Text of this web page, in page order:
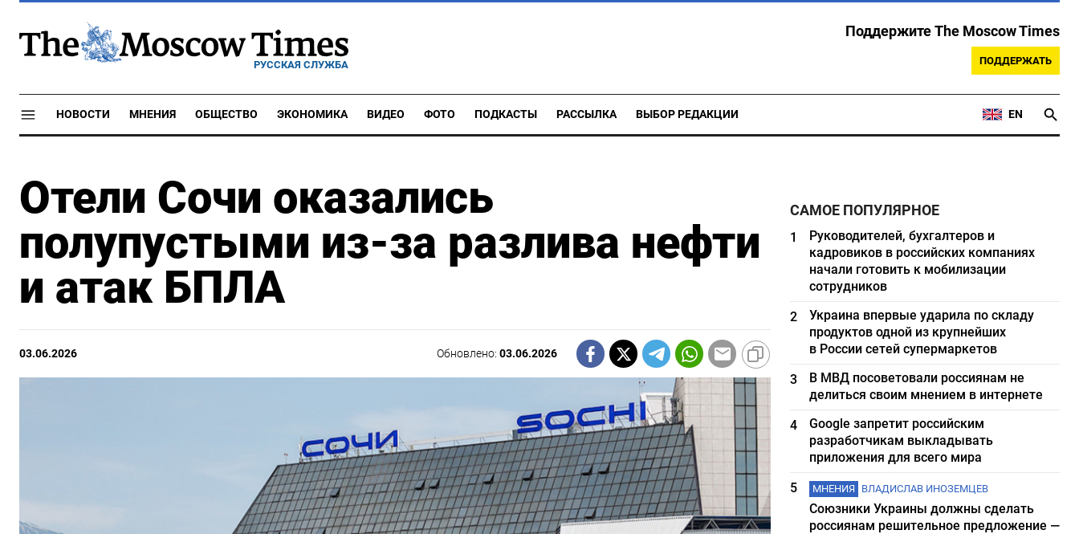
РУССКАЯ СЛУЖБА
Поддержите The Moscow Times
ПОДДЕРЖАТЬ
НОВОСТИ МНЕНИЯ ОБЩЕСТВО ЭКОНОМИКА ВИДЕО ФОТО ПОДКАСТЫ РАССЫЛКА ВЫБОР РЕДАКЦИИ EN
Отели Сочи оказались
полупустыми из-за разлива нефти
и атак БПЛА
03.06.2026 Обновлено:03.06.2026
САМОЕ ПОПУЛЯРНОЕ
1
Руководителей, бухгалтеров и
кадровиков в российских компаниях
начали готовить к мобилизации
сотрудников
2
Украина впервые ударила по складу
продуктов одной из крупнейших
в России сетей супермаркетов
3
В МВД посоветовали россиянам не
делиться своим мнением в интернете
4
Google запретит российским
разработчикам выкладывать
приложения для всего мира
5
МНЕНИЯ ВЛАДИСЛАВ ИНОЗЕМЦЕВ
Союзники Украины должны сделать
россиянам решительное предложение —